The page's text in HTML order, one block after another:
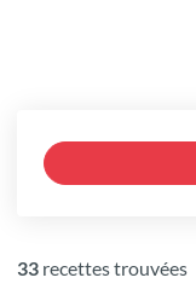
33 recettes trouvées